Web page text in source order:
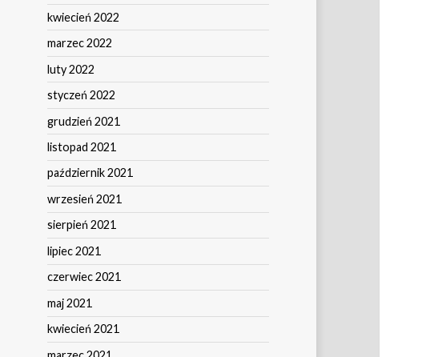
kwiecień 2022
marzec 2022
luty 2022
styczeń 2022
grudzień 2021
listopad 2021
październik 2021
wrzesień 2021
sierpień 2021
lipiec 2021
czerwiec 2021
maj 2021
kwiecień 2021